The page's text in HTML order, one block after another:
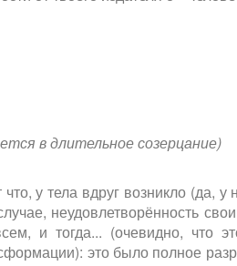
в длительное созерцание)
у тела вдруг возникло (да,
неудовлетворённость
и тогда... (очевидно, что
это было полное